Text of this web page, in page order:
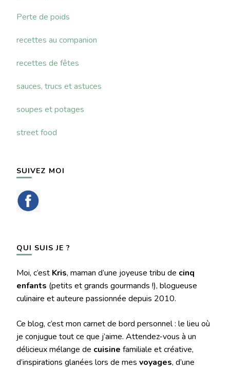
Perte de poids
recettes au companion
recettes de fêtes
sauces, trucs et astuces
soupes et potages
street food
SUIVEZ MOI
QUI SUIS JE ?
Moi, c’est Kris, maman d’une joyeuse tribu de cinq
enfants (petits et grands gourmands !), blogueuse
culinaire et auteure passionnée depuis 2010.
Ce blog, c’est mon carnet de bord personnel : le lieu où
je conjugue tout ce que j’aime. Attendez-vous à un
délicieux mélange de cuisine familiale et créative,
d’inspirations glanées lors de mes voyages, d’une